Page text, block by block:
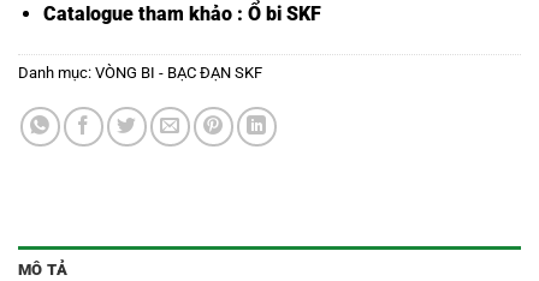
Catalogue tham khảo : Ổ bi SKF
Danh mục: VÒNG BI - BẠC ĐẠN SKF
MÔ TẢ